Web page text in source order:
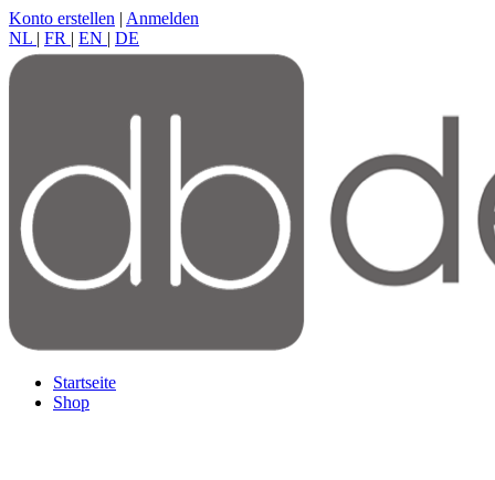
Konto erstellen | Anmelden
NL | FR | EN | DE
Startseite
Shop